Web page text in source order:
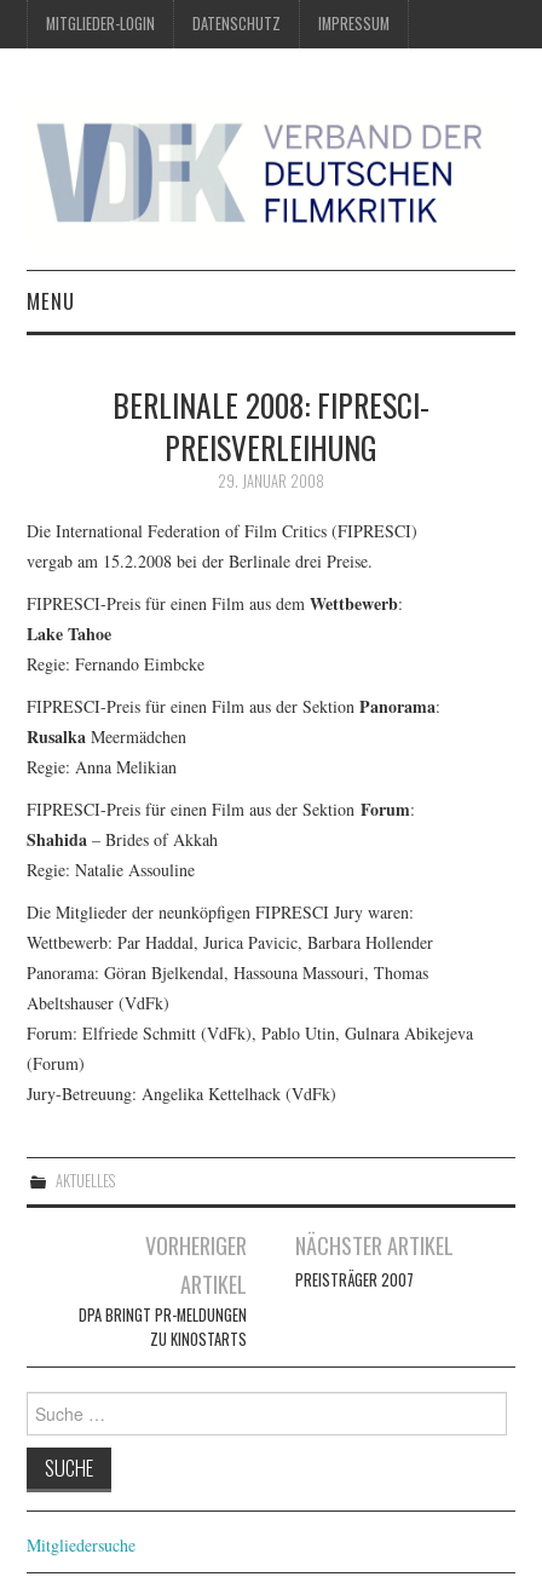
MITGLIEDER-LOGIN DATENSCHUTZ IMPRESSUM
MENU
PREIS DER DEUTSCHEN
FESTIVALPREISE
S. KRACAUER PREIS
WOCHE DER KRITIK
BERLINALE 2008: FIPRESCI-
PREISVERLEIHUNG
29. JANUAR 2008
Die International Federation of Film Critics (FIPRESCI)
vergab am 15.2.2008 bei der Berlinale drei Preise.
FIPRESCI-Preis für einen Film aus demWettbewerb:
Lake Tahoe
Regie: Fernando Eimbcke
FIPRESCI-Preis für einen Film aus der SektionPanorama:
Rusalka Meermädchen
Regie: Anna Melikian
FIPRESCI-Preis für einen Film aus der SektionForum:
Shahida – Brides of Akkah
Regie: Natalie Assouline
Die Mitglieder der neunköpfigen FIPRESCI Jury waren:
Wettbewerb: Par Haddal, Jurica Pavicic, Barbara Hollender
Panorama: Göran Bjelkendal, Hassouna Massouri, Thomas
Abeltshauser (VdFk)
Forum: Elfriede Schmitt (VdFk), Pablo Utin, Gulnara Abikejeva
(Forum)
Jury-Betreuung: Angelika Kettelhack (VdFk)
AKTUELLES
VORHERIGER
ARTIKEL
DPA BRINGT PR-MELDUNGEN
ZU KINOSTARTS
NÄCHSTER ARTIKEL
PREISTRÄGER 2007
Suche
nach:
Mitgliedersuche